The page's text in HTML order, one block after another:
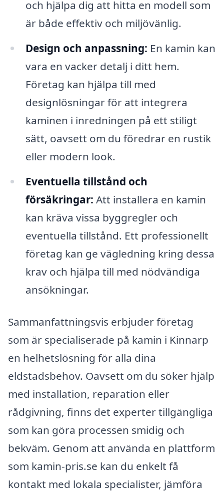
och hjälpa dig att hitta en modell som
är både effektiv och miljövänlig.
Design och anpassning: En kamin kan
vara en vacker detalj i ditt hem.
Företag kan hjälpa till med
designlösningar för att integrera
kaminen i inredningen på ett stiligt
sätt, oavsett om du föredrar en rustik
eller modern look.
Eventuella tillstånd och
försäkringar: Att installera en kamin
kan kräva vissa byggregler och
eventuella tillstånd. Ett professionellt
företag kan ge vägledning kring dessa
krav och hjälpa till med nödvändiga
ansökningar.
Sammanfattningsvis erbjuder företag
som är specialiserade på kamin i Kinnarp
en helhetslösning för alla dina
eldstadsbehov. Oavsett om du söker hjälp
med installation, reparation eller
rådgivning, finns det experter tillgängliga
som kan göra processen smidig och
bekväm. Genom att använda en plattform
som kamin-pris.se kan du enkelt få
kontakt med lokala specialister, jämföra